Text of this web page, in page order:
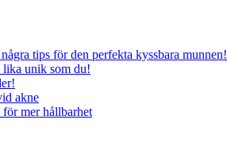
tips för den perfekta kyssbara munnen!
lika unik som du!
akne
mer hållbarhet